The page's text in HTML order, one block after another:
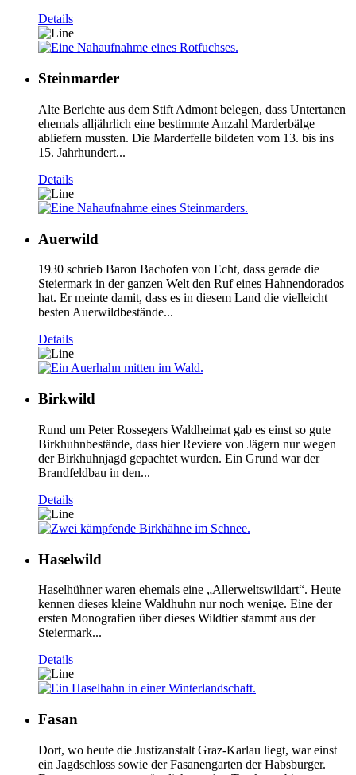
Details
Steinmarder
Alte Berichte aus dem Stift Admont belegen, dass Untertanen
ehemals alljährlich eine bestimmte Anzahl Marderbälge
abliefern mussten. Die Marderfelle bildeten vom 13. bis ins
15. Jahrhundert...
Details
Auerwild
1930 schrieb Baron Bachofen von Echt, dass gerade die
Steiermark in der ganzen Welt den Ruf eines Hahnendorados
hat. Er meinte damit, dass es in diesem Land die vielleicht
besten Auerwildbestände...
Details
Birkwild
Rund um Peter Rossegers Waldheimat gab es einst so gute
Birkhuhnbestände, dass hier Reviere von Jägern nur wegen
der Birkhuhnjagd gepachtet wurden. Ein Grund war der
Brandfeldbau in den...
Details
Haselwild
Haselhühner waren ehemals eine „Allerweltswildart“. Heute
kennen dieses kleine Waldhuhn nur noch wenige. Eine der
ersten Monografien über dieses Wildtier stammt aus der
Steiermark...
Details
Fasan
Dort, wo heute die Justizanstalt Graz-Karlau liegt, war einst
ein Jagdschloss sowie der Fasanengarten der Habsburger.